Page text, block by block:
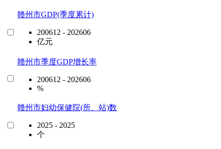
赣州市GDP(季度累计)
200612 - 202606
亿元
赣州市季度GDP增长率
200612 - 202606
%
赣州市妇幼保健院(所、站)数
2025 - 2025
个